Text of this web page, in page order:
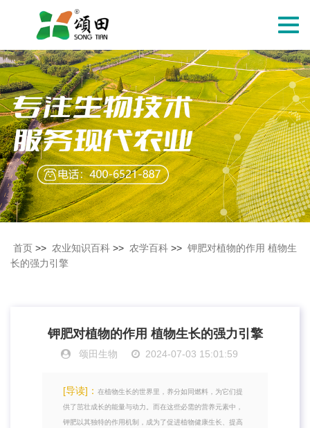
切
导
航
首页 >> 农业知识百科 >> 农学百科 >> 钾肥对植物的作用 植物生
长的强力引擎
钾肥对植物的作用 植物生长的强力引擎
颂田生物 2024-07-03 15:01:59
[导读]： 在植物生长的世界里，养分如同燃料，为它们提
供了茁壮成长的能量与动力。而在这些必需的营养元素中，
钾肥以其独特的作用机制，成为了促进植物健康生长、提高